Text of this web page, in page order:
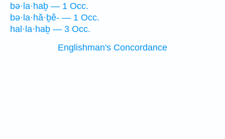
bə·la·haḇ — 1 Occ.
bə·la·hă·ḇê- — 1 Occ.
hal·la·haḇ — 3 Occ.
Englishman's Concordance